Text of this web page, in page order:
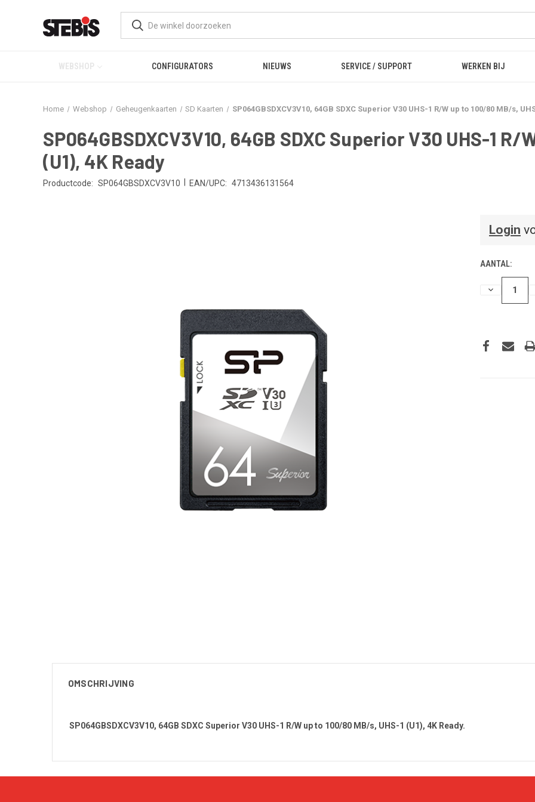
WEBSHOP CONFIGURATORS NIEUWS SERVICE / SUPPORT WERKEN BIJ
Home Webshop Geheugenkaarten SD Kaarten SP064GBSDXCV3V10, 64GB SDXC Superior V30 UHS-1 R/W up to 100/80 MB/s,
SP064GBSDXCV3V10, 64GB SDXC Superior V30 UHS-1 R/
(U1), 4K Ready
Productcode: SP064GBSDXCV3V10 EAN/UPC: 4713436131564
Login
AANTAL:
OMSCHRIJVING
SP064GBSDXCV3V10, 64GB SDXC Superior V30 UHS-1 R/W up to 100/80 MB/s, UHS-1 (U1), 4K Ready.